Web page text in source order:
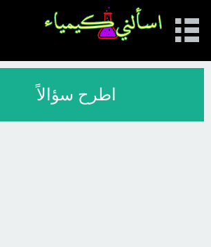
اطرح سؤالاً